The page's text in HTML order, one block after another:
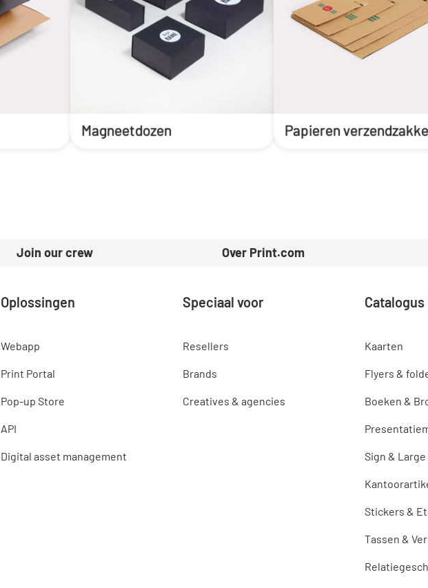
Magneetdozen Papieren
Join our crew Over Print.com
Oplossingen
Webapp
Print Portal
Pop-up Store
API
Digital asset management
Speciaal voor
Resellers
Brands
Creatives & agencies
Catalogus
Kaarten
Flyers &
Boeken &
Sign &
Stickers &
Tassen &